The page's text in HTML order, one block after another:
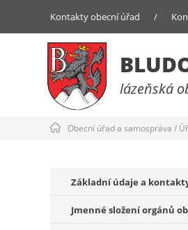
Kontakty obecní úřad /
lázeňská
Obecní úřad a samospráva /
Základní údaje a
Jmenné složení orgánů